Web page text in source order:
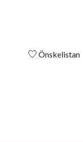
Önskelistan